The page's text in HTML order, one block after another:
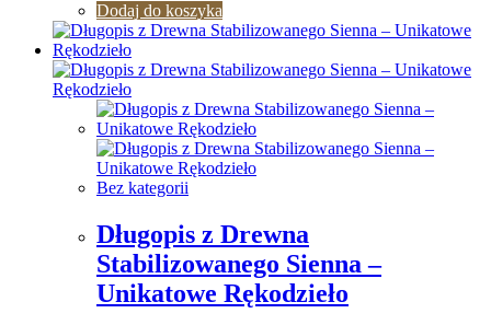
Dodaj do koszyka
Bez kategorii
Długopis z Drewna
Stabilizowanego Sienna –
Unikatowe Rękodzieło